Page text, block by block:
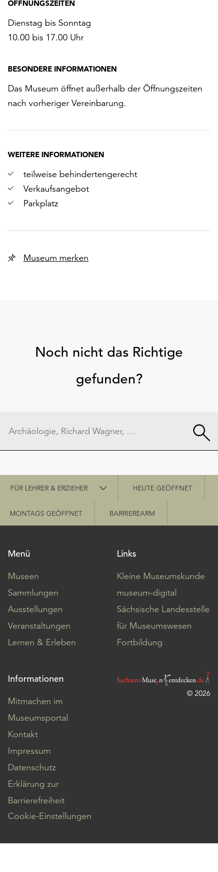
ÖFFNUNGSZEITEN
Dienstag bis Sonntag
10.00 bis 17.00 Uhr
BESONDERE INFORMATIONEN
Das Museum öffnet außerhalb der Öffnungszeiten
nach vorheriger Vereinbarung.
WEITERE INFORMATIONEN
teilweise behindertengerecht
Verkaufsangebot
Parkplatz
Museum merken
Noch nicht das Richtige
gefunden?
Schnellzugriff
FÜR LEHRER & ERZIEHER HEUTE GEÖFFNET
MONTAGS GEÖFFNET BARRIEREARM
Menü
Museen
Sammlungen
Ausstellungen
Veranstaltungen
Lernen & Erleben
Links
Kleine Museumskunde
museum-digital
Sächsische Landesstelle
für Museumswesen
Fortbildung
Informationen
Mitmachen im
Museumsportal
Kontakt
Impressum
Datenschutz
Erklärung zur
Barrierefreiheit
Cookie-Einstellungen
© 2026